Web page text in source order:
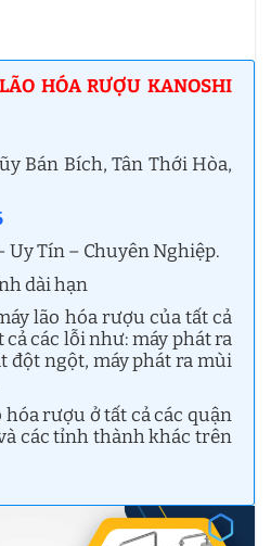
HÓA RƯỢU KANOSHI
Bán Bích, Tân Thới Hòa,
Uy Tín – Chuyên Nghiệp.
dài hạn
lão hóa rượu của tất cả
cả các lỗi như: máy phát ra
đột ngột, máy phát ra mùi
rượu ở tất cả các quận
các tỉnh thành khác trên